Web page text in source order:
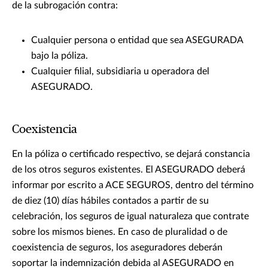
de la subrogación contra:
Cualquier persona o entidad que sea ASEGURADA
bajo la póliza.
Cualquier filial, subsidiaria u operadora del
ASEGURADO.
Coexistencia
En la póliza o certificado respectivo, se dejará constancia
de los otros seguros existentes. El ASEGURADO deberá
informar por escrito a ACE SEGUROS, dentro del término
de diez (10) días hábiles contados a partir de su
celebración, los seguros de igual naturaleza que contrate
sobre los mismos bienes. En caso de pluralidad o de
coexistencia de seguros, los aseguradores deberán
soportar la indemnización debida al ASEGURADO en